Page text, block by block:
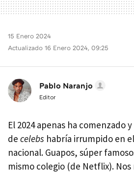
15 Enero 2024
Actualizado 16 Enero 2024, 09:25
Pablo Naranjo
Editor
El 2024 apenas ha comenzado
de celebs habría irrumpido en
nacional. Guapos, súper
mismo colegio (de Netflix).